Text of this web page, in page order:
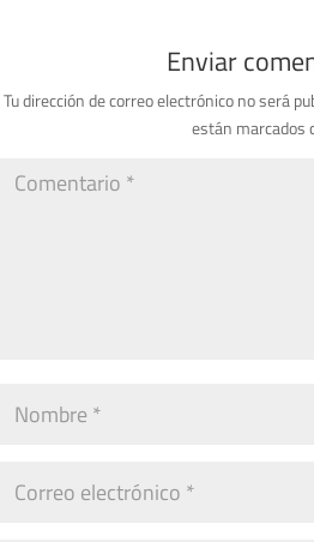
Enviar
Tu dirección de correo electrónico no será
están marcados